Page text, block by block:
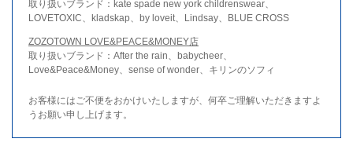
取り扱いブランド：kate spade new york childrenswear、
LOVETOXIC、kladskap、by loveit、Lindsay、BLUE CROSS
ZOZOTOWN LOVE&PEACE&MONEY店
取り扱いブランド：After the rain、babycheer、
Love&Peace&Money、sense of wonder、キリンのソフィ
お客様にはご不便をおかけいたしますが、何卒ご理解いただきますよ
うお願い申し上げます。